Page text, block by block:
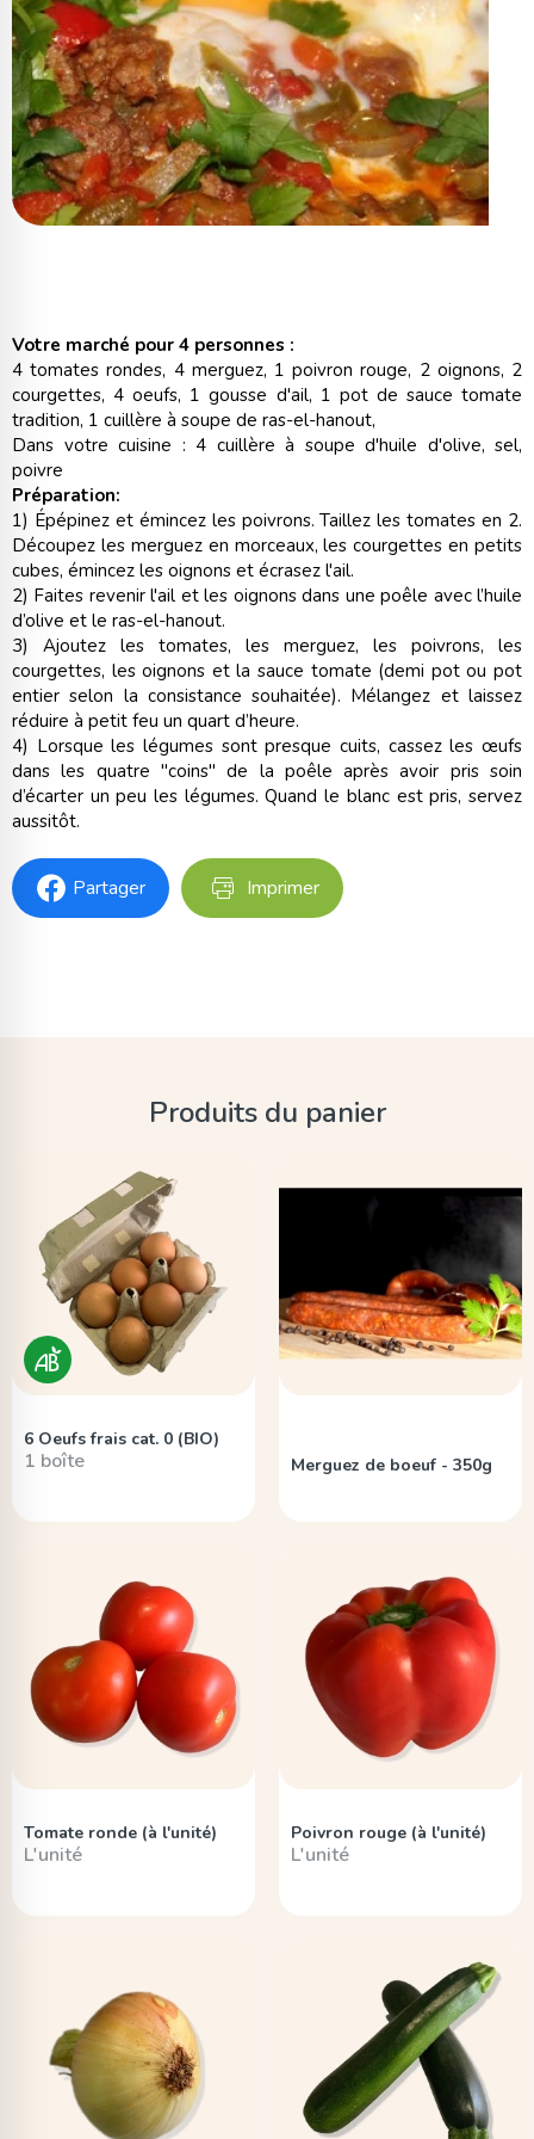
Votre marché pour 4 personnes :
4 tomates rondes, 4 merguez, 1 poivron rouge, 2 oignons, 2
courgettes, 4 oeufs, 1 gousse d'ail, 1 pot de sauce tomate
tradition, 1 cuillère à soupe de ras-el-hanout,
Dans votre cuisine : 4 cuillère à soupe d'huile d'olive, sel,
poivre
Préparation:
1) Épépinez et émincez les poivrons. Taillez les tomates en 2.
Découpez les merguez en morceaux, les courgettes en petits
cubes, émincez les oignons et écrasez l'ail.
2) Faites revenir l'ail et les oignons dans une poêle avec l’huile
d’olive et le ras-el-hanout.
3) Ajoutez les tomates, les merguez, les poivrons, les
courgettes, les oignons et la sauce tomate (demi pot ou pot
entier selon la consistance souhaitée). Mélangez et laissez
réduire à petit feu un quart d’heure.
4) Lorsque les légumes sont presque cuits, cassez les œufs
dans les quatre "coins" de la poêle après avoir pris soin
d’écarter un peu les légumes. Quand le blanc est pris, servez
aussitôt.
Partager Imprimer
Produits du panier
6 Oeufs frais cat. 0 (BIO)
1 boîte Merguez de boeuf - 350g
Tomate ronde (à l'unité)
L'unité
Poivron rouge (à l'unité)
L'unité